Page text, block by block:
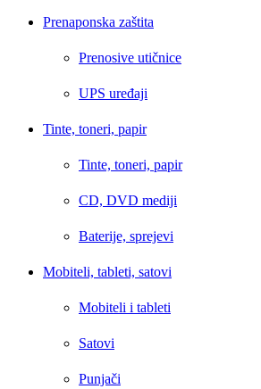
Prenaponska zaštita
Prenosive utičnice
UPS uređaji
Tinte, toneri, papir
Tinte, toneri, papir
CD, DVD mediji
Baterije, sprejevi
Mobiteli, tableti, satovi
Mobiteli i tableti
Satovi
Punjači